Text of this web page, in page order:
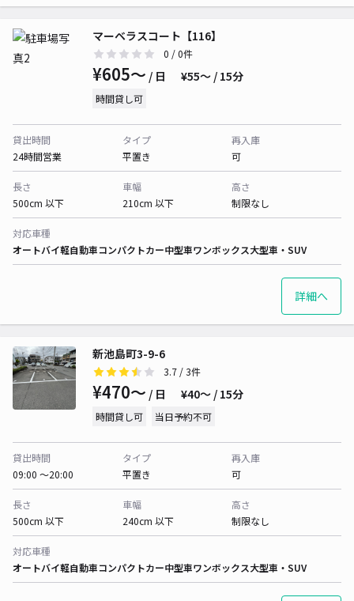
マーベラスコート【116】
0 / 0件
¥605〜 / 日 ¥55〜 / 15分
時間貸し可
貸出時間
24時間営業
タイプ
平置き
再入庫
可
長さ
500cm 以下
車幅
210cm 以下
高さ
制限なし
対応車種
オートバイ軽自動車コンパクトカー中型車ワンボックス大型車・SUV
詳細へ
新池島町3-9-6
3.7 / 3件
¥470〜 / 日 ¥40〜 / 15分
時間貸し可 当日予約不可
貸出時間
09:00 〜20:00
タイプ
平置き
再入庫
可
長さ
500cm 以下
車幅
240cm 以下
高さ
制限なし
対応車種
オートバイ軽自動車コンパクトカー中型車ワンボックス大型車・SUV